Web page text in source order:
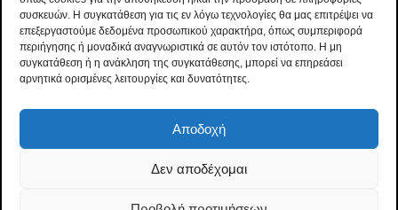
συσκευών. Η συγκατάθεση για τις εν λόγω τεχνολογίες θα μας επιτρέψει να
επεξεργαστούμε δεδομένα προσωπικού χαρακτήρα, όπως συμπεριφορά
περιήγησης ή μοναδικά αναγνωριστικά σε αυτόν τον ιστότοπο. Η μη
συγκατάθεση ή η ανάκληση της συγκατάθεσης, μπορεί να επηρεάσει
αρνητικά ορισμένες λειτουργίες και δυνατότητες.
Αποδοχή
Δεν αποδέχομαι
Τρίτη, Πέμπτη, Παρασκευή: 09:30 - 14:00, 18:00 – 20:30
Σάββατο: 10:00 - 14:00
Κυριακή: Κλειστά
Makris Electrics © 2024. All Rights Reserved. – Designed and Powered by: